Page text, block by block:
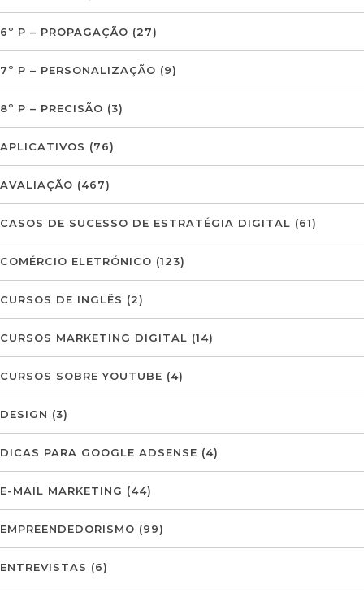
6º P – PROPAGAÇÃO (27)
7º P – PERSONALIZAÇÃO (9)
8º P – PRECISÃO (3)
APLICATIVOS (76)
AVALIAÇÃO (467)
CASOS DE SUCESSO DE ESTRATÉGIA DIGITAL (61)
COMÉRCIO ELETRÓNICO (123)
CURSOS DE INGLÊS (2)
CURSOS MARKETING DIGITAL (14)
CURSOS SOBRE YOUTUBE (4)
DESIGN (3)
DICAS PARA GOOGLE ADSENSE (4)
E-MAIL MARKETING (44)
EMPREENDEDORISMO (99)
ENTREVISTAS (6)